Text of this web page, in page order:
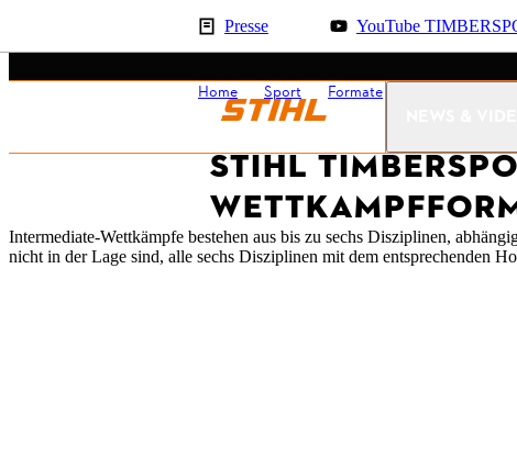
Presse YouTube
Home Sport Formate
STIHL
Intermediate-Wettkämpfe bestehen aus bis zu sechs Disziplinen,
nicht in der Lage sind, alle sechs Disziplinen mit dem entsprechenden